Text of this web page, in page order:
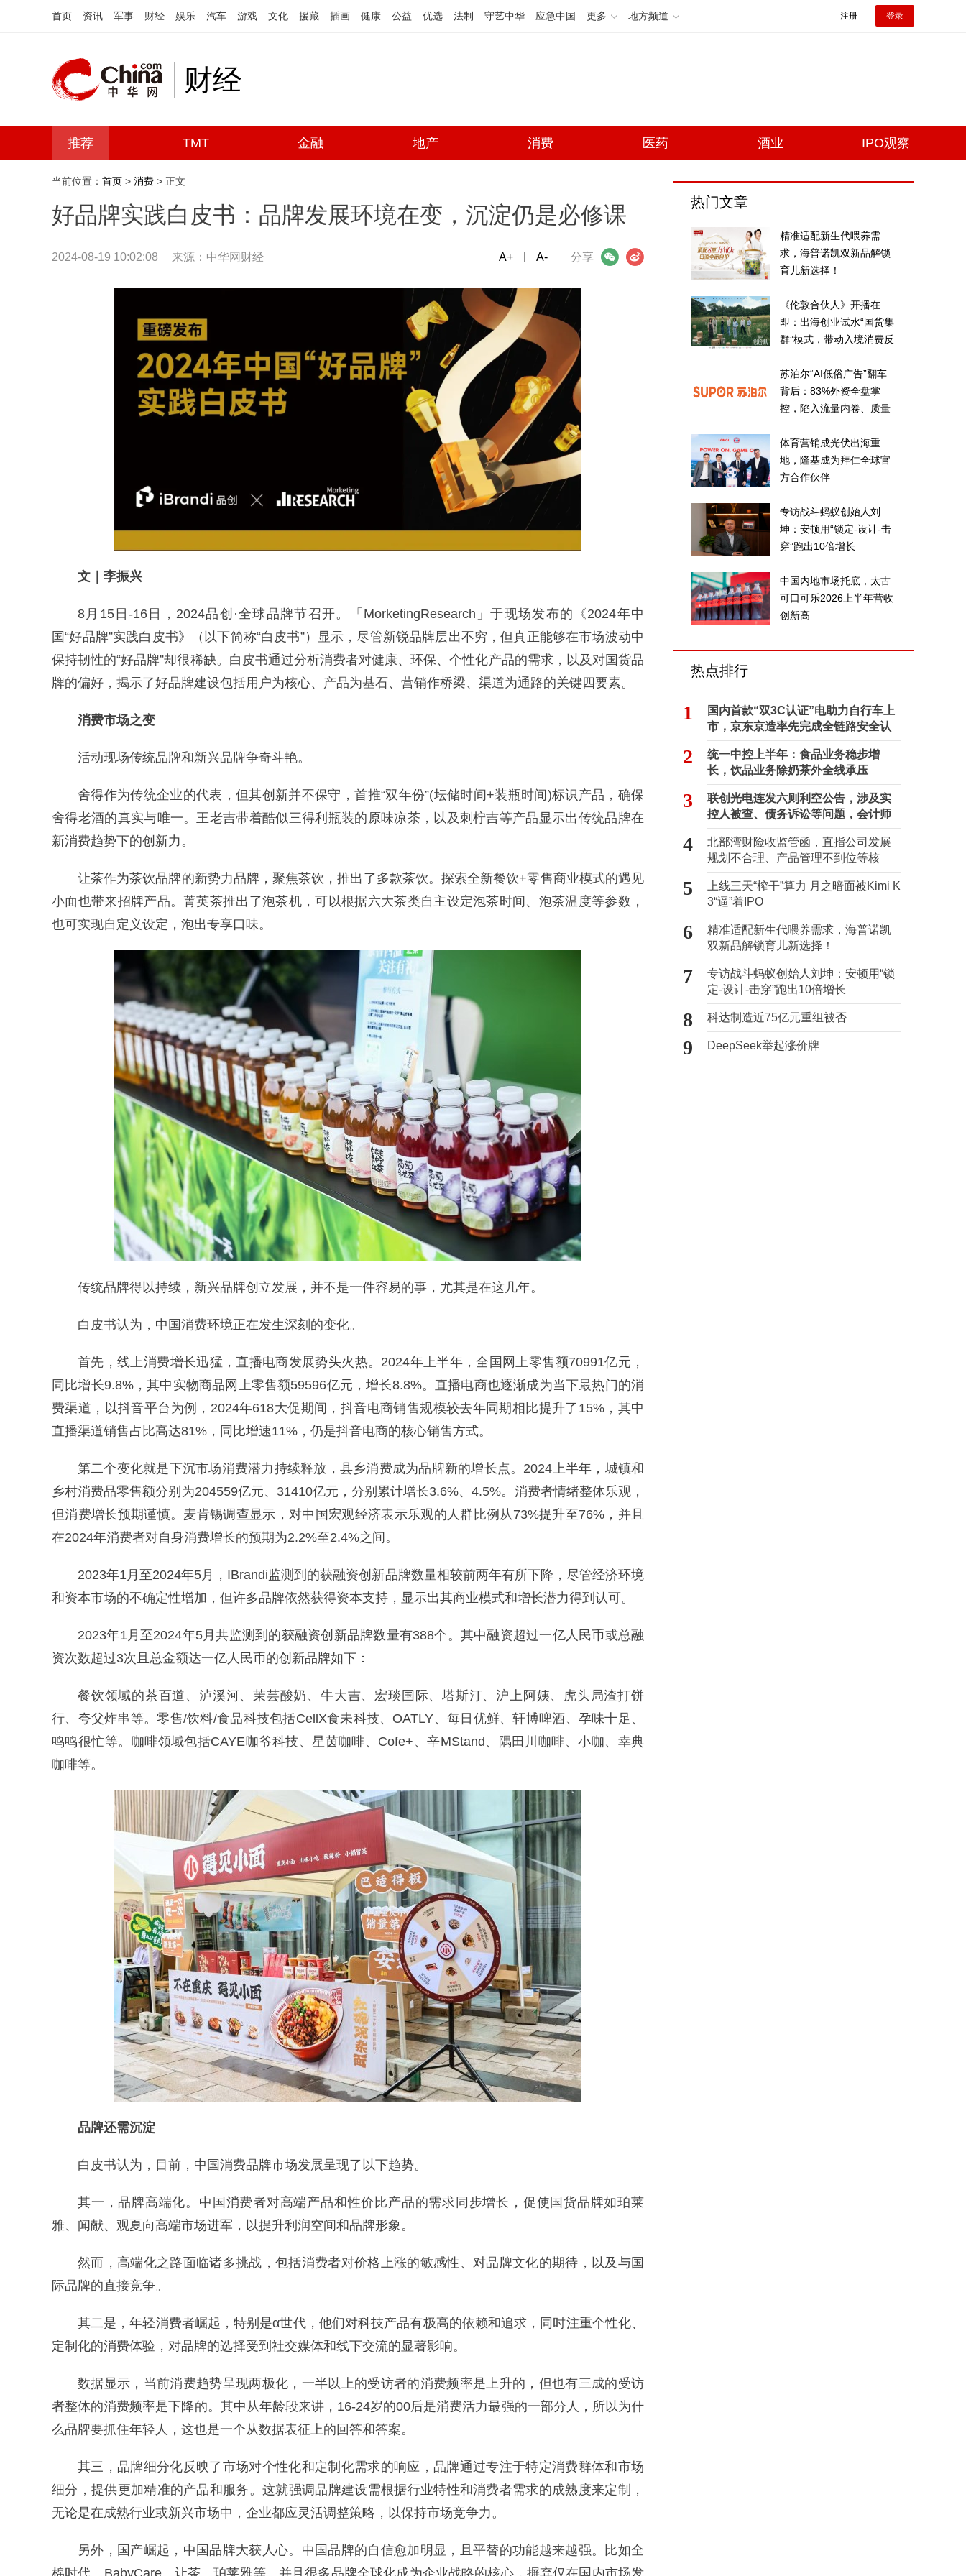
首页 资讯 军事 财经 娱乐 汽车 游戏 文化 援藏 插画 健康 公益 优选 法制 守艺中华 应急中国 更多 地方频道 注册 登录
财经
推荐 TMT 金融 地产 消费 医药 酒业 IPO观察
当前位置： 首页 > 消费 > 正文
好品牌实践白皮书：品牌发展环境在变，沉淀仍是必修课
2024-08-19 10:02:08 来源：中华网财经 分享
微信 微博
A+ A-
文｜李振兴
8月15日-16日，2024品创·全球品牌节召开。「MorketingResearch」于现场发布的《2024年中
国“好品牌”实践白皮书》（以下简称“白皮书”）显示，尽管新锐品牌层出不穷，但真正能够在市场波动中
保持韧性的“好品牌”却很稀缺。白皮书通过分析消费者对健康、环保、个性化产品的需求，以及对国货品
牌的偏好，揭示了好品牌建设包括用户为核心、产品为基石、营销作桥梁、渠道为通路的关键四要素。
消费市场之变
活动现场传统品牌和新兴品牌争奇斗艳。
舍得作为传统企业的代表，但其创新并不保守，首推“双年份”(坛储时间+装瓶时间)标识产品，确保
舍得老酒的真实与唯一。王老吉带着酷似三得利瓶装的原味凉茶，以及刺柠吉等产品显示出传统品牌在
新消费趋势下的创新力。
让茶作为茶饮品牌的新势力品牌，聚焦茶饮，推出了多款茶饮。探索全新餐饮+零售商业模式的遇见
小面也带来招牌产品。菁英茶推出了泡茶机，可以根据六大茶类自主设定泡茶时间、泡茶温度等参数，
也可实现自定义设定，泡出专享口味。
传统品牌得以持续，新兴品牌创立发展，并不是一件容易的事，尤其是在这几年。
白皮书认为，中国消费环境正在发生深刻的变化。
首先，线上消费增长迅猛，直播电商发展势头火热。2024年上半年，全国网上零售额70991亿元，
同比增长9.8%，其中实物商品网上零售额59596亿元，增长8.8%。直播电商也逐渐成为当下最热门的消
费渠道，以抖音平台为例，2024年618大促期间，抖音电商销售规模较去年同期相比提升了15%，其中
直播渠道销售占比高达81%，同比增速11%，仍是抖音电商的核心销售方式。
第二个变化就是下沉市场消费潜力持续释放，县乡消费成为品牌新的增长点。2024上半年，城镇和
乡村消费品零售额分别为204559亿元、31410亿元，分别累计增长3.6%、4.5%。消费者情绪整体乐观，
但消费增长预期谨慎。麦肯锡调查显示，对中国宏观经济表示乐观的人群比例从73%提升至76%，并且
在2024年消费者对自身消费增长的预期为2.2%至2.4%之间。
2023年1月至2024年5月，IBrandi监测到的获融资创新品牌数量相较前两年有所下降，尽管经济环境
和资本市场的不确定性增加，但许多品牌依然获得资本支持，显示出其商业模式和增长潜力得到认可。
2023年1月至2024年5月共监测到的获融资创新品牌数量有388个。其中融资超过一亿人民币或总融
资次数超过3次且总金额达一亿人民币的创新品牌如下：
餐饮领域的茶百道、泸溪河、茉芸酸奶、牛大吉、宏琰国际、塔斯汀、沪上阿姨、虎头局渣打饼
行、夸父炸串等。零售/饮料/食品科技包括CellX食未科技、OATLY、每日优鲜、轩博啤酒、孕味十足、
鸣鸣很忙等。咖啡领域包括CAYE咖爷科技、星茵咖啡、Cofe+、辛MStand、隅田川咖啡、小咖、幸典
咖啡等。
品牌还需沉淀
白皮书认为，目前，中国消费品牌市场发展呈现了以下趋势。
其一，品牌高端化。中国消费者对高端产品和性价比产品的需求同步增长，促使国货品牌如珀莱
雅、闻献、观夏向高端市场进军，以提升利润空间和品牌形象。
然而，高端化之路面临诸多挑战，包括消费者对价格上涨的敏感性、对品牌文化的期待，以及与国
际品牌的直接竞争。
其二是，年轻消费者崛起，特别是α世代，他们对科技产品有极高的依赖和追求，同时注重个性化、
定制化的消费体验，对品牌的选择受到社交媒体和线下交流的显著影响。
数据显示，当前消费趋势呈现两极化，一半以上的受访者的消费频率是上升的，但也有三成的受访
者整体的消费频率是下降的。其中从年龄段来讲，16-24岁的00后是消费活力最强的一部分人，所以为什
么品牌要抓住年轻人，这也是一个从数据表征上的回答和答案。
其三，品牌细分化反映了市场对个性化和定制化需求的响应，品牌通过专注于特定消费群体和市场
细分，提供更加精准的产品和服务。这就强调品牌建设需根据行业特性和消费者需求的成熟度来定制，
无论是在成熟行业或新兴市场中，企业都应灵活调整策略，以保持市场竞争力。
另外，国产崛起，中国品牌大获人心。中国品牌的自信愈加明显，且平替的功能越来越强。比如全
棉时代、BabyCare、让茶、珀莱雅等。并且很多品牌全球化成为企业战略的核心，摒弃仅在国内市场发
热门文章
精准适配新生代喂养需
求，海普诺凯双新品解锁
育儿新选择！
《伦敦合伙人》开播在
即：出海创业试水“国货集
群”模式，带动入境消费反
苏泊尔“AI低俗广告”翻车
背后：83%外资全盘掌
控，陷入流量内卷、质量
体育营销成光伏出海重
地，隆基成为拜仁全球官
方合作伙伴
专访战斗蚂蚁创始人刘
坤：安顿用“锁定-设计-击
穿”跑出10倍增长
中国内地市场托底，太古
可口可乐2026上半年营收
创新高
热点排行
1
国内首款“双3C认证”电助力自行车上
市，京东京造率先完成全链路安全认
证
2
统一中控上半年：食品业务稳步增
长，饮品业务除奶茶外全线承压
3
联创光电连发六则利空公告，涉及实
控人被查、债务诉讼等问题，会计师
事务所曾出具“保留意见”
4
北部湾财险收监管函，直指公司发展
规划不合理、产品管理不到位等核
心“痛点”
5
上线三天“榨干”算力 月之暗面被Kimi K
3“逼”着IPO
6
精准适配新生代喂养需求，海普诺凯
双新品解锁育儿新选择！
7
专访战斗蚂蚁创始人刘坤：安顿用“锁
定-设计-击穿”跑出10倍增长
8 科达制造近75亿元重组被否
9 DeepSeek举起涨价牌